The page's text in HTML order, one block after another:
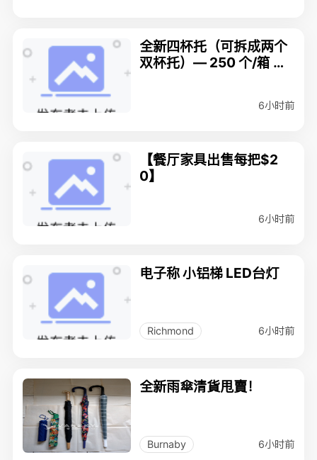
全新四杯托（可拆成两个
双杯托）— 250 个/箱 —
6小时前
【餐厅家具出售每把$2
0】
6小时前
电子称 小铝梯 LED台灯
Richmond 6小时前
全新雨傘清貨甩賣！
Burnaby 6小时前